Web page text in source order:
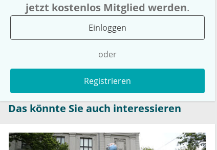
jetzt kostenlos Mitglied werden.
Einloggen
oder
Registrieren
Das könnte Sie auch interessieren